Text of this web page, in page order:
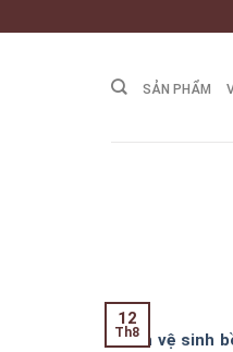
to
SẢN PHẨM
12
Th8
Cách vệ sinh